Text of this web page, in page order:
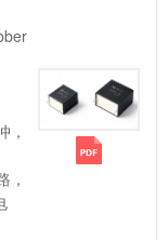
，
，